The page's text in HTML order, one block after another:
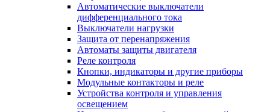
Автоматические выключатели
дифференциального тока
Выключатели нагрузки
Защита от перенапряжения
Автоматы защиты двигателя
Реле контроля
Кнопки, индикаторы и другие приборы
Модульные контакторы и реле
Устройства контроля и управления
освещением